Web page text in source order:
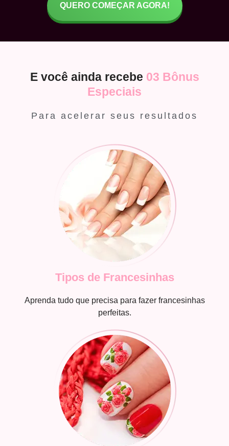
QUERO COMEÇAR AGORA!
E você ainda recebe 03 Bônus
Especiais
Para acelerar seus resultados
Tipos de Francesinhas
Aprenda tudo que precisa para fazer francesinhas
perfeitas.